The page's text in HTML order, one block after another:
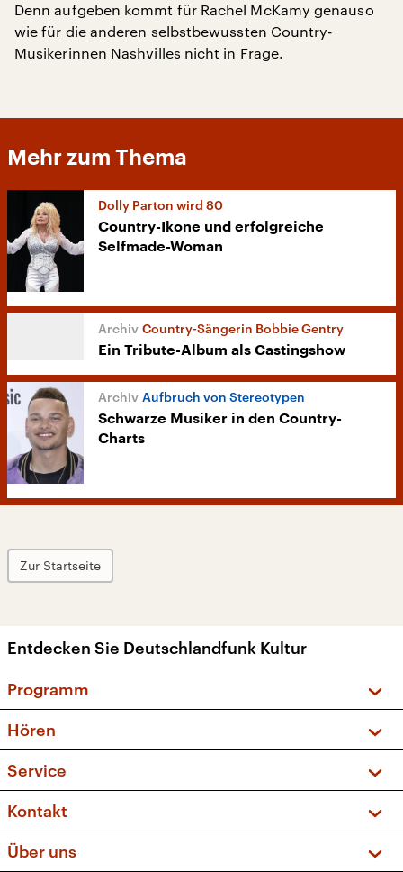
Denn aufgeben kommt für Rachel McKamy genauso
wie für die anderen selbstbewussten Country-
Musikerinnen Nashvilles nicht in Frage.
Mehr zum Thema
Dolly Parton wird 80
Country-Ikone und erfolgreiche
Selfmade-Woman
Country-Sängerin Bobbie Gentry
Ein Tribute-Album als Castingshow
Aufbruch von Stereotypen
Schwarze Musiker in den Country-
Charts
Zur Startseite
Entdecken Sie Deutschlandfunk Kultur
Programm
Sendungen und Podcasts
Musikliste
Kakadu – Das Kinderprogramm
Hören
Frequenzen (UKW + DAB+)
Service
FAQ
Apps
Newsletter
Kontakt
Über uns